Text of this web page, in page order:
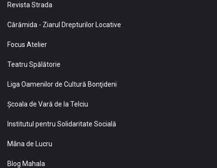
Revista Strada
Cărămida - Ziarul Drepturilor Locative
Focus Atelier
Teatru Spălătorie
Liga Oamenilor de Cultură Bonţideni
Şcoala de Vară de la Telciu
Institutul pentru Solidaritate Socială
Mâna de Lucru
Blog Mahala